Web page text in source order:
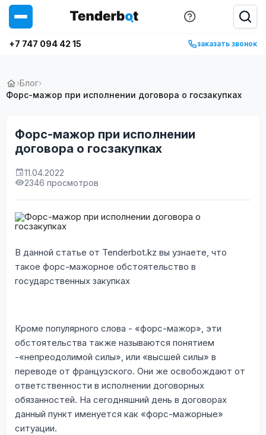
+7 747 094 42 15 заказать звонок
›Блог›
Форс-мажор при исполнении договора о госзакупках
Форс-мажор при исполнении
договора о госзакупках
11.04.2022
2346 просмотров
В данной статье от Tenderbot.kz вы узнаете, что
такое форс-мажорное обстоятельство в
государственных закупках
Кроме популярного слова - «форс-мажор», эти
обстоятельства также называются понятием
-«непреодолимой силы», или «высшей силы» в
переводе от французского. Они же освобождают от
ответственности в исполнении договорных
обязанностей. На сегодняшний день в договорах
данный пункт именуется как «форс-мажорные»
ситуации.